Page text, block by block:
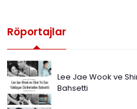
Röportajlar
Lee Jae Wook ve
Bahsetti